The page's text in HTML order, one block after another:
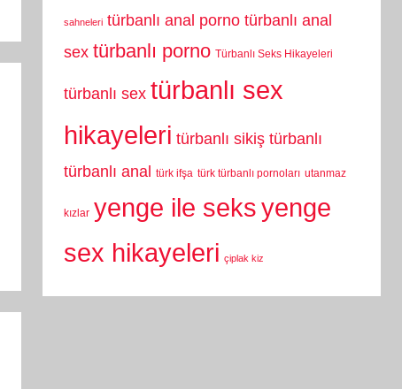
sahneleri türbanlı anal porno türbanlı anal
sex türbanlı porno Türbanlı Seks Hikayeleri
türbanlı sex türbanlı sex
hikayeleri türbanlı sikiş türbanlı
türbanlı anal türk ifşa türk türbanlı pornoları utanmaz
kızlar yenge ile seksyenge
sex hikayeleri çiplak kiz